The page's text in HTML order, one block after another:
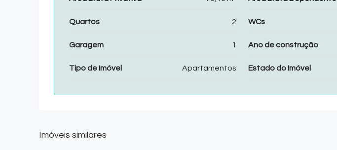
Quartos 2 WCs
Garagem 1 Ano de construção
Tipo de Imóvel Apartamentos Estado do Imóvel
Imóveis similares